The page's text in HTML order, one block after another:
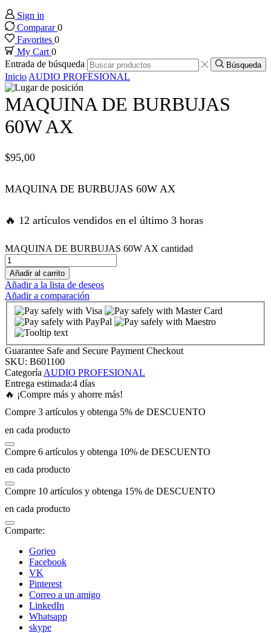
panel
panel
panel
panel
satın al
panel
panel
panel
panel
panel
panel
panel
panel
panel
panel
panel
panel
Sign in
Comparar0
Favorites 0
My Cart0
Entrada de búsqueda
Búsqueda
Inicio AUDIO PROFESIONAL
MAQUINA DE BURBUJAS
60W AX
$95,00
MAQUINA DE BURBUJAS 60W AX
🔥 12 artículos vendidos en el último 3 horas
MAQUINA DE BURBUJAS 60W AX cantidad
Añadir al carrito
Añadir a la lista de deseos
Añadir a comparación
Guarantee Safe and Secure Payment Checkout
SKU: B601100
Categoría AUDIO PROFESIONAL
Entrega estimada:4 días
🔥 ¡Compre más y ahorre más!
Compre 3 artículos y obtenga 5% de DESCUENTO
en cada producto
Compre 6 artículos y obtenga 10% de DESCUENTO
en cada producto
Compre 10 artículos y obtenga 15% de DESCUENTO
en cada producto
Comparte:
Gorjeo
Facebook
VK
Pinterest
Correo a un amigo
LinkedIn
Whatsapp
skype